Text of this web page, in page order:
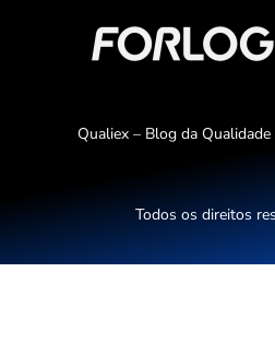
f
y
Qualiex – Blog da
Todos os direitos